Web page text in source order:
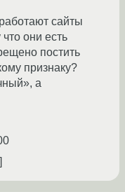
сайты
они есть
постить
признаку?
а